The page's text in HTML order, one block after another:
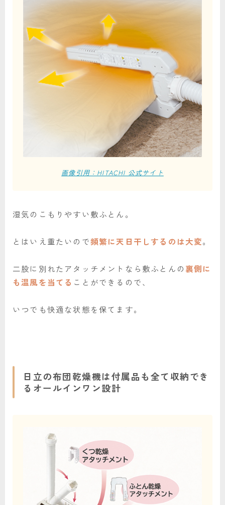
画像引用：HITACHI 公式サイト
湿気のこもりやすい敷ふとん。
とはいえ重たいので頻繁に天日干しするのは大変。
二股に別れたアタッチメントなら敷ふとんの 裏側に
も温風を当てる ことができるので、
いつでも快適な状態を保てます。
日立の布団乾燥機は付属品も全て収納でき
るオールインワン設計